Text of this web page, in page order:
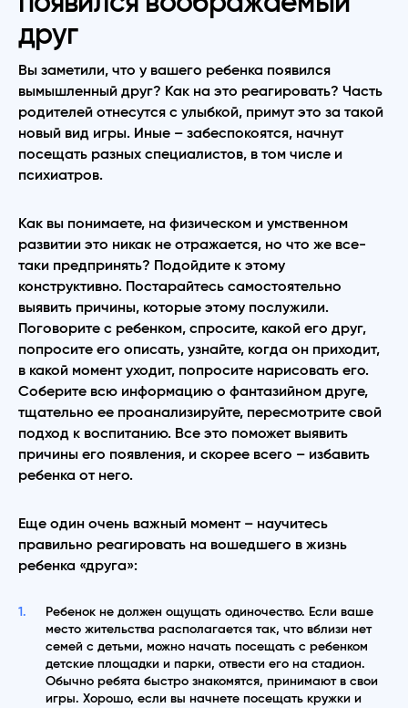
друг
Вы заметили, что у вашего ребенка появился
вымышленный друг? Как на это реагировать? Часть
родителей отнесутся с улыбкой, примут это за такой
новый вид игры. Иные – забеспокоятся, начнут
посещать разных специалистов, в том числе и
психиатров.
Как вы понимаете, на физическом и умственном
развитии это никак не отражается, но что же все-
таки предпринять? Подойдите к этому
конструктивно. Постарайтесь самостоятельно
выявить причины, которые этому послужили.
Поговорите с ребенком, спросите, какой его друг,
попросите его описать, узнайте, когда он приходит,
в какой момент уходит, попросите нарисовать его.
Соберите всю информацию о фантазийном друге,
тщательно ее проанализируйте, пересмотрите свой
подход к воспитанию. Все это поможет выявить
причины его появления, и скорее всего – избавить
ребенка от него.
Еще один очень важный момент – научитесь
правильно реагировать на вошедшего в жизнь
ребенка «друга»:
Ребенок не должен ощущать одиночество. Если ваше
место жительства располагается так, что вблизи нет
семей с детьми, можно начать посещать с ребенком
детские площадки и парки, отвести его на стадион.
Обычно ребята быстро знакомятся, принимают в свои
игры. Хорошо, если вы начнете посещать кружки и